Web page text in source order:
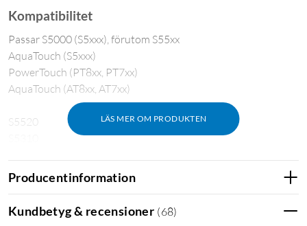
LÄS MER OM PRODUKTEN
Kompatibilitet
Passar S5000 (S5xxx), förutom S55xx
AquaTouch (S5xxx)
PowerTouch (PT8xx, PT7xx)
AquaTouch (AT8xx, AT7xx)
S5520
PT860
PT876
Producentinformation
Kundbetyg & recensioner (68)